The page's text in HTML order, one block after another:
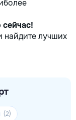
найдите лучших
(2)